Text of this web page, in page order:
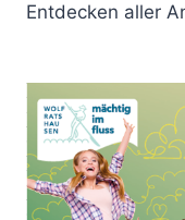
Entdecken aller